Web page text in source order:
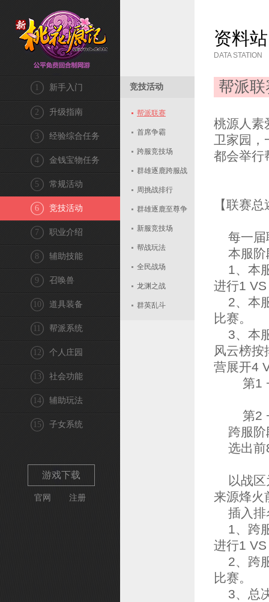
新手入门
1
升级指南
2
经验综合任务
3
金钱宝物任务
4
常规活动
5
竞技活动
6
职业介绍
7
辅助技能
8
召唤兽
9
道具装备
10
帮派系统
11
个人庄园
12
社会功能
13
辅助玩法
14
子女系统
15
游戏下载
官网 注册
竞技活动
帮派联赛
首席争霸
跨服竞技场
群雄逐鹿跨服战
周挑战排行
群雄逐鹿至尊争
霸赛 新服竞技场
帮战玩法
全民战场
龙渊之战
群英乱斗
资料站
DATA STATION
帮派联
桃源人素
卫家园，
都会举行
【联赛
每一届
本服阶
1、本
进行1
2、本
比赛。
3、本
风云榜
营展开4
第1 +
第2 + 3
跨服阶
选出前
以战区
来源烽火
插入排
1、跨
进行1
2、跨
比赛。
3、总